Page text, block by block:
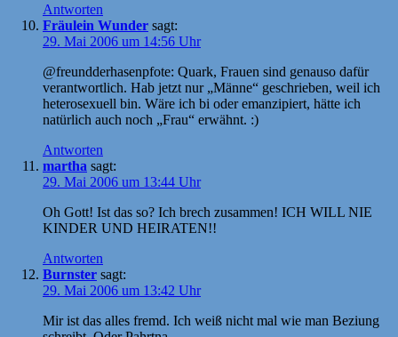
Antworten
Fräulein Wunder sagt:
29. Mai 2006 um 14:56 Uhr
@freundderhasenpfote: Quark, Frauen sind genauso dafür
verantwortlich. Hab jetzt nur „Männe“ geschrieben, weil ich
heterosexuell bin. Wäre ich bi oder emanzipiert, hätte ich
natürlich auch noch „Frau“ erwähnt. :)
Antworten
martha sagt:
29. Mai 2006 um 13:44 Uhr
Oh Gott! Ist das so? Ich brech zusammen! ICH WILL NIE
KINDER UND HEIRATEN!!
Antworten
Burnster sagt:
29. Mai 2006 um 13:42 Uhr
Mir ist das alles fremd. Ich weiß nicht mal wie man Beziung